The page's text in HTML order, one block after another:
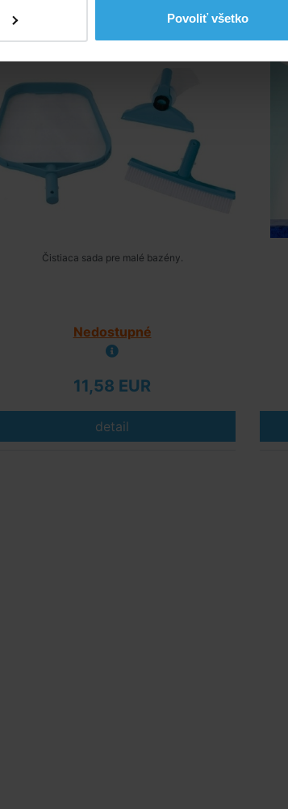
Povoliť všetko
Čistiaca sada pre malé bazény.
Nedostupné
11,58 EUR
detail